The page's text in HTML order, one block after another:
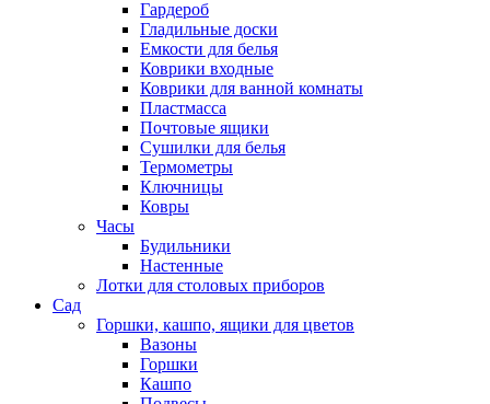
Гардероб
Гладильные доски
Емкости для белья
Коврики входные
Коврики для ванной комнаты
Пластмасса
Почтовые ящики
Сушилки для белья
Термометры
Ключницы
Ковры
Часы
Будильники
Настенные
Лотки для столовых приборов
Сад
Горшки, кашпо, ящики для цветов
Вазоны
Горшки
Кашпо